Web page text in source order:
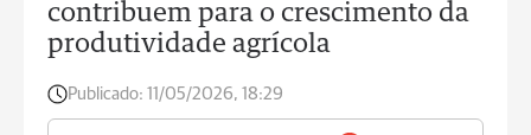
contribuem para o crescimento da
produtividade agrícola
Publicado: 11/05/2026, 18:29